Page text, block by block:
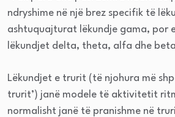
ndryshime në një brez specifik të
ashtuquajturat lëkundje gama, por
lëkundjet delta, theta, alfa dhe
Lëkundjet e trurit (të njohura më
trurit’) janë modele të aktivitetit
normalisht janë të pranishme në